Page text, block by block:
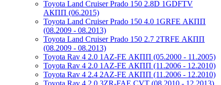
Toyota Land Cruiser Prado 150 2.8D 1GDFTV
АКПП (06.2015)
Toyota Land Cruiser Prado 150 4.0 1GRFE АКПП
(08.2009 - 08.2013)
Toyota Land Cruiser Prado 150 2.7 2TRFE АКПП
(08.2009 - 08.2013)
Toyota Rav 4 2.0 1AZ-FE АКПП (05.2000 - 11.2005)
Toyota Rav 4 2.0 1AZ-FE АКПП (11.2006 - 12.2010)
Toyota Rav 4 2.4 2AZ-FE АКПП (11.2006 - 12.2010)
Toyota Rav 4 2.0 3ZR-FAE CVT (08.2010 - 12.2013)